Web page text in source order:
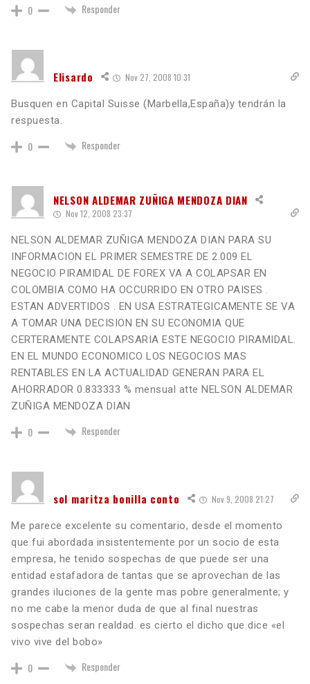
0 Responder
Elisardo Nov 27, 2008 10:31
Busquen en Capital Suisse (Marbella,España)y tendrán la
respuesta.
0 Responder
NELSON ALDEMAR ZUÑIGA MENDOZA DIAN
Nov 12, 2008 23:37
NELSON ALDEMAR ZUÑIGA MENDOZA DIAN PARA SU
INFORMACION EL PRIMER SEMESTRE DE 2.009 EL
NEGOCIO PIRAMIDAL DE FOREX VA A COLAPSAR EN
COLOMBIA COMO HA OCCURRIDO EN OTRO PAISES .
ESTAN ADVERTIDOS . EN USA ESTRATEGICAMENTE SE VA
A TOMAR UNA DECISION EN SU ECONOMIA QUE
CERTERAMENTE COLAPSARIA ESTE NEGOCIO PIRAMIDAL.
EN EL MUNDO ECONOMICO LOS NEGOCIOS MAS
RENTABLES EN LA ACTUALIDAD GENERAN PARA EL
AHORRADOR 0.833333 % mensual atte NELSON ALDEMAR
ZUÑIGA MENDOZA DIAN
0 Responder
sol maritza bonilla conto Nov 9, 2008 21:27
Me parece excelente su comentario, desde el momento
que fui abordada insistentemente por un socio de esta
empresa, he tenido sospechas de que puede ser una
entidad estafadora de tantas que se aprovechan de las
grandes iluciones de la gente mas pobre generalmente; y
no me cabe la menor duda de que al final nuestras
sospechas seran realdad. es cierto el dicho que dice «el
vivo vive del bobo»
0 Responder